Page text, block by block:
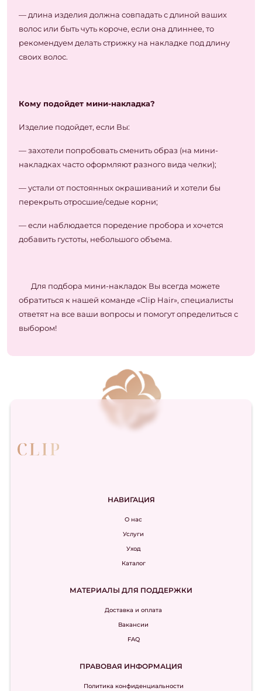
— длина изделия должна совпадать с длиной ваших
волос или быть чуть короче, если она длиннее, то
рекомендуем делать стрижку на накладке под длину
своих волос.
Кому подойдет мини-накладка?
Изделие подойдет, если Вы:
— захотели попробовать сменить образ (на мини-
накладках часто оформляют разного вида челки);
— устали от постоянных окрашиваний и хотели бы
перекрыть отросшие/седые корни;
— если наблюдается поредение пробора и хочется
добавить густоты, небольшого объема.
Для подбора мини-накладок Вы всегда можете
обратиться к нашей команде «Clip Hair», специалисты
ответят на все ваши вопросы и помогут определиться с
выбором!
НАВИГАЦИЯ
О нас
Услуги
Уход
Каталог
МАТЕРИАЛЫ ДЛЯ ПОДДЕРЖКИ
Доставка и оплата
Вакансии
FAQ
ПРАВОВАЯ ИНФОРМАЦИЯ
Политика конфиденциальности